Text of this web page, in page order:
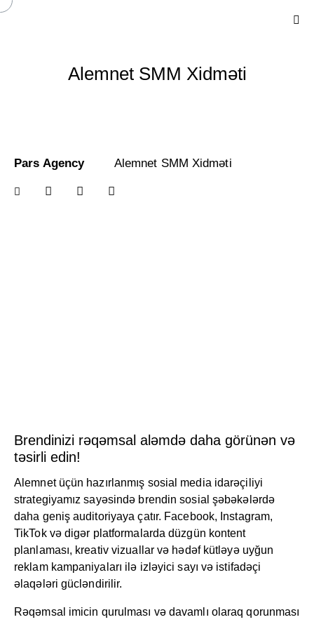
Alemnet SMM Xidməti
Brendinizi rəqəmsal aləmdə daha görünən və
təsirli edin!
Alemnet üçün hazırlanmış sosial media idarəçiliyi
strategiyamız sayəsində brendin sosial şəbəkələrdə
daha geniş auditoriyaya çatır. Facebook, Instagram,
TikTok və digər platformalarda düzgün kontent
planlaması, kreativ vizuallar və hədəf kütləyə uyğun
reklam kampaniyaları ilə izləyici sayı və istifadəçi
əlaqələri gücləndirilir.
Rəqəmsal imicin qurulması və davamlı olaraq qorunması
Pars Agency Alemnet SMM Xidməti